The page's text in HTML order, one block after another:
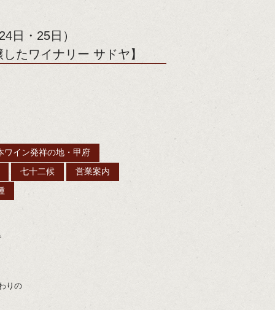
日・25日）
たワイナリー サドヤ】
ワイン発祥の地・甲府
七十二候 営業案内
りの